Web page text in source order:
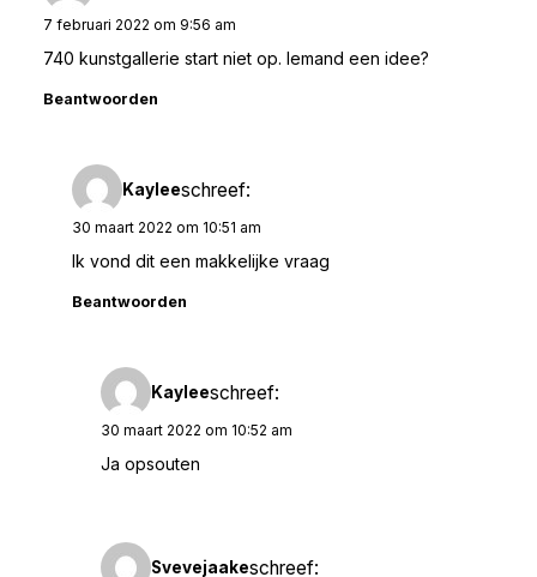
7 februari 2022 om 9:56 am
740 kunstgallerie start niet op. Iemand een idee?
Beantwoorden
Kayleeschreef:
30 maart 2022 om 10:51 am
Ik vond dit een makkelijke vraag
Beantwoorden
Kayleeschreef:
30 maart 2022 om 10:52 am
Ja opsouten
Svevejaakeschreef: